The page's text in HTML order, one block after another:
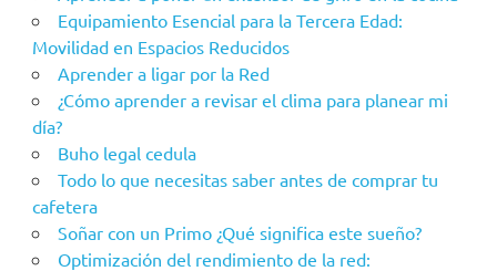
Equipamiento Esencial para la Tercera Edad:
Movilidad en Espacios Reducidos
Aprender a ligar por la Red
¿Cómo aprender a revisar el clima para planear mi
día?
Buho legal cedula
Todo lo que necesitas saber antes de comprar tu
cafetera
Soñar con un Primo ¿Qué significa este sueño?
Optimización del rendimiento de la red: